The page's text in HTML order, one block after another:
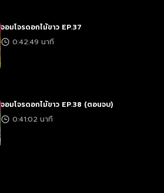
จอมโจรดอกไม้ขาว EP.37
0:42:49 นาที
จอมโจรดอกไม้ขาว EP.38 (ตอนจบ)
0:41:02 นาที